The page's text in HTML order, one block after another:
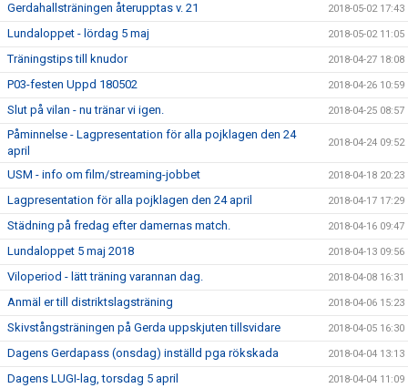
Gerdahallsträningen återupptas v. 21 2018-05-02 17:43
Lundaloppet - lördag 5 maj 2018-05-02 11:05
Träningstips till knudor 2018-04-27 18:08
P03-festen Uppd 180502 2018-04-26 10:59
Slut på vilan - nu tränar vi igen. 2018-04-25 08:57
Påminnelse - Lagpresentation för alla pojklagen den 24
april
2018-04-24 09:52
USM - info om film/streaming-jobbet 2018-04-18 20:23
Lagpresentation för alla pojklagen den 24 april 2018-04-17 17:29
Städning på fredag efter damernas match. 2018-04-16 09:47
Lundaloppet 5 maj 2018 2018-04-13 09:56
Viloperiod - lätt träning varannan dag. 2018-04-08 16:31
Anmäl er till distriktslagsträning 2018-04-06 15:23
Skivstångsträningen på Gerda uppskjuten tillsvidare 2018-04-05 16:30
Dagens Gerdapass (onsdag) inställd pga rökskada 2018-04-04 13:13
Dagens LUGI-lag, torsdag 5 april 2018-04-04 11:09